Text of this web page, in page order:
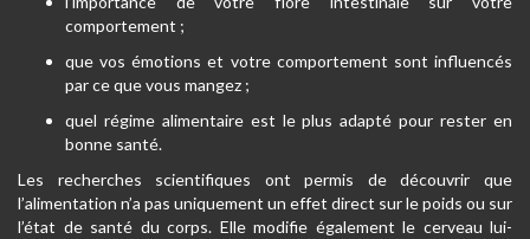
comportement ;
que vos émotions et votre comportement sont influencés
par ce que vous mangez ;
quel régime alimentaire est le plus adapté pour rester en
bonne santé.
Les recherches scientifiques ont permis de découvrir que
l’alimentation n’a pas uniquement un effet direct sur le poids ou sur
l’état de santé du corps. Elle modifie également le cerveau lui-